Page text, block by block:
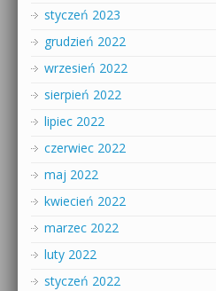
styczeń 2023
grudzień 2022
wrzesień 2022
sierpień 2022
lipiec 2022
czerwiec 2022
maj 2022
kwiecień 2022
marzec 2022
luty 2022
styczeń 2022